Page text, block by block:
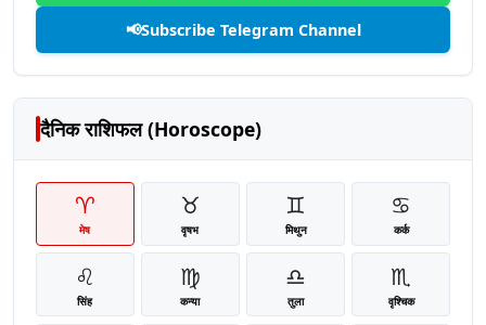
📢Subscribe Telegram Channel
दैनिक राशिफल (Horoscope)
♈
मेष
♉
वृषभ
♊
मिथुन
♋
कर्क
♌
सिंह
♍
कन्या
♎
तुला
♏
वृश्चिक